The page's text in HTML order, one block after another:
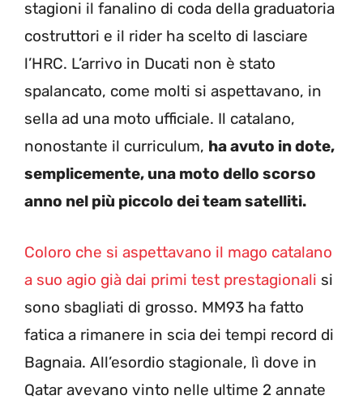
stagioni il fanalino di coda della graduatoria
costruttori e il rider ha scelto di lasciare
l’HRC. L’arrivo in Ducati non è stato
spalancato, come molti si aspettavano, in
sella ad una moto ufficiale. Il catalano,
nonostante il curriculum, ha avuto in dote,
semplicemente, una moto dello scorso
anno nel più piccolo dei team satelliti.
Coloro che si aspettavano il mago catalano
a suo agio già dai primi test prestagionali si
sono sbagliati di grosso. MM93 ha fatto
fatica a rimanere in scia dei tempi record di
Bagnaia. All’esordio stagionale, lì dove in
Qatar avevano vinto nelle ultime 2 annate